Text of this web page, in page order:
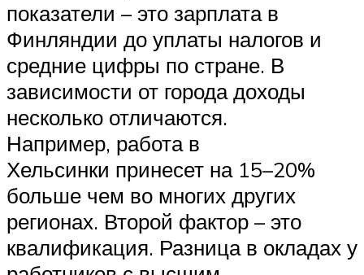
показатели – это зарплата в
Финляндии до уплаты налогов и
средние цифры по стране. В
зависимости от города доходы
несколько отличаются.
Например, работа в
Хельсинки принесет на 15–20%
больше чем во многих других
регионах. Второй фактор – это
квалификация. Разница в окладах у